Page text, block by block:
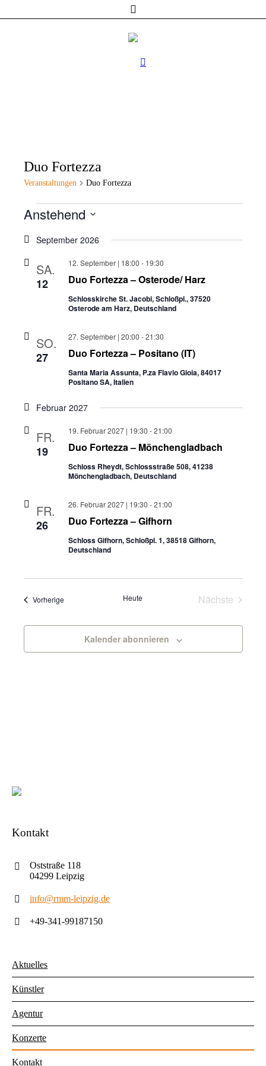
Duo Fortezza
Veranstaltungen Duo Fortezza
Veranstaltungen
Anstehend
wählen.
September 2026
SA.
12 Duo Fortezza – Osterode/ Harz
12. September | 18:00 - 19:30
Schlosskirche St. Jacobi, Schloßpl., 37520
Osterode am Harz, Deutschland
SO.
27 Duo Fortezza – Positano (IT)
27. September | 20:00 -21:30
Santa Maria Assunta, P.za Flavio Gioia, 84017
Positano SA, Italien
Februar 2027
FR.
19 Duo Fortezza – Mönchengladbach
19. Februar 2027 | 19:30 -21:00
Schloss Rheydt, Schlossstraße 508, 41238
Mönchengladbach, Deutschland
FR.
26 Duo Fortezza – Gifhorn
26. Februar 2027 | 19:30 -21:00
Schloss Gifhorn, Schloßpl. 1, 38518 Gifhorn,
Deutschland
VorherigeVeranstaltungen Heute Nächste
Kalender abonnieren
Kontakt
Oststraße 118
04299 Leipzig
info@rmm-leipzig.de
+49-341-99187150
Aktuelles
Künstler
Agentur
Konzerte
Kontakt